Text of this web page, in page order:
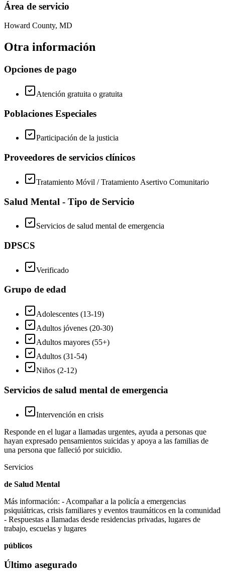
Área de servicio
Howard County, MD
Otra información
Opciones de pago
Atención gratuita o gratuita
Poblaciones Especiales
Participación de la justicia
Proveedores de servicios clínicos
Tratamiento Móvil / Tratamiento Asertivo Comunitario
Salud Mental - Tipo de Servicio
Servicios de salud mental de emergencia
DPSCS
Verificado
Grupo de edad
Adolescentes (13-19)
Adultos jóvenes (20-30)
Adultos mayores (55+)
Adultos (31-54)
Niños (2-12)
Servicios de salud mental de emergencia
Intervención en crisis
Responde en el lugar a llamadas urgentes, ayuda a personas que
hayan expresado pensamientos suicidas y apoya a las familias de
una persona que falleció por suicidio.
Servicios
de Salud Mental
Más información: - Acompañar a la policía a emergencias
psiquiátricas, crisis familiares y eventos traumáticos en la comunidad
- Respuestas a llamadas desde residencias privadas, lugares de
trabajo, escuelas y lugares
públicos
Último asegurado